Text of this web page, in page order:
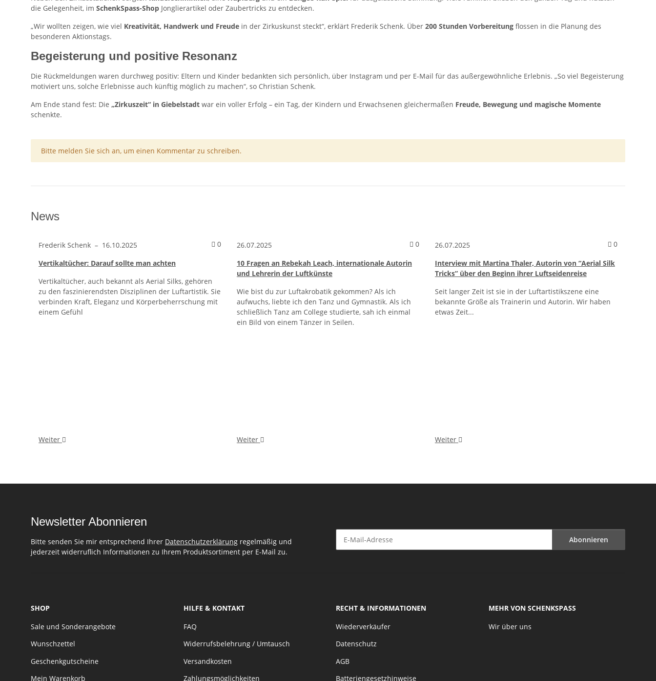
die Gelegenheit, im SchenkSpass-Shop Jonglierartikel oder Zaubertricks zu entdecken.
„Wir wollten zeigen, wie viel Kreativität, Handwerk und Freude in der Zirkuskunst steckt“, erklärt Frederik Schenk. Über 200 Stunden Vorbereitung flossen in die Planung des
besonderen Aktionstags.
Begeisterung und positive Resonanz
Die Rückmeldungen waren durchweg positiv: Eltern und Kinder bedankten sich persönlich, über Instagram und per E-Mail für das außergewöhnliche Erlebnis. „So viel Begeisterung
motiviert uns, solche Erlebnisse auch künftig möglich zu machen“, so Christian Schenk.
Am Ende stand fest: Die „Zirkuszeit“ in Giebelstadt war ein voller Erfolg – ein Tag, der Kindern und Erwachsenen gleichermaßen Freude, Bewegung und magische Momente
schenkte.
x
Bitte melden Sie sich an, um einen Kommentar zu schreiben.
News
Frederik Schenk – 16.10.2025 0Kommentare zum Artikel Vertikaltücher: Darauf sollte man achten
Vertikaltücher: Darauf sollte man achten
Vertikaltücher, auch bekannt als Aerial Silks, gehören
zu den faszinierendsten Disziplinen der Luftartistik. Sie
verbinden Kraft, Eleganz und Körperbeherrschung mit
einem Gefühl
Weiter
26.07.2025 0Kommentare zum Artikel 10 Fragen an Rebekah Leach, internationale
10 Fragen an Rebekah Leach, internationale Autorin
und Lehrerin der Luftkünste
Wie bist du zur Luftakrobatik gekommen? Als ich
aufwuchs, liebte ich den Tanz und Gymnastik. Als ich
schließlich Tanz am College studierte, sah ich einmal
ein Bild von einem Tänzer in Seilen.
Weiter
26.07.2025 0
Interview mit Martina Thaler, Autorin von “Aerial Silk
Tricks” über den Beginn ihrer Luftseidenreise
Seit langer Zeit ist sie in der Luftartistikszene eine
bekannte Größe als Trainerin und Autorin. Wir haben
etwas Zeit...
Weiter
Newsletter Abonnieren
Bitte senden Sie mir entsprechend Ihrer Datenschutzerklärung regelmäßig und
jederzeit widerruflich Informationen zu Ihrem Produktsortiment per E-Mail zu.
Abonnieren
SHOP
Sale und Sonderangebote
Wunschzettel
Geschenkgutscheine
Mein Warenkorb
HILFE & KONTAKT
FAQ
Widerrufsbelehrung / Umtausch
Versandkosten
Zahlungsmöglichkeiten
RECHT & INFORMATIONEN
Wiederverkäufer
Datenschutz
AGB
Batteriengesetzhinweise
MEHR VON SCHENKSPASS
Wir über uns